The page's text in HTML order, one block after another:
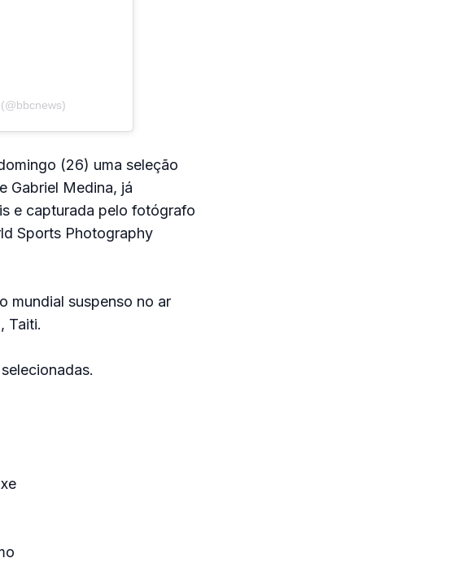
(26) uma seleção
Gabriel Medina, já
e capturada pelo fotógrafo
Sports Photography
mundial suspenso no ar
Taiti.